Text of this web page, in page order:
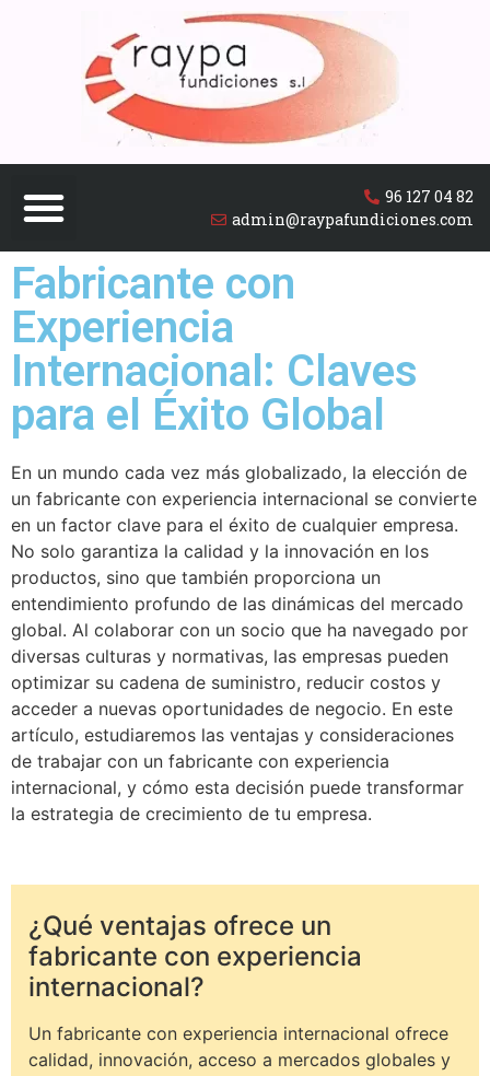
96 127 04 82
admin@raypafundiciones.com
Fabricante con
Experiencia
Internacional: Claves
para el Éxito Global
En un mundo cada vez más globalizado, la elección de
un fabricante con experiencia internacional se convierte
en un factor clave para el éxito de cualquier empresa.
No solo garantiza la calidad y la innovación en los
productos, sino que también proporciona un
entendimiento profundo de las dinámicas del mercado
global. Al colaborar con un socio que ha navegado por
diversas culturas y normativas, las empresas pueden
optimizar su cadena de suministro, reducir costos y
acceder a nuevas oportunidades de negocio. En este
artículo, estudiaremos las ventajas y consideraciones
de trabajar con un fabricante con experiencia
internacional, y cómo esta decisión puede transformar
la estrategia de crecimiento de tu empresa.
¿Qué ventajas ofrece un
fabricante con experiencia
internacional?
Un fabricante con experiencia internacional ofrece
calidad, innovación, acceso a mercados globales y